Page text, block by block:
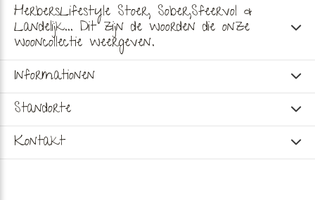
HerbersLifestyle Stoer, Sober,Sfeervol &
Landelijk... Dit zijn de woorden die onze
wooncollectie weergeven.
Informationen
Standorte
Kontakt